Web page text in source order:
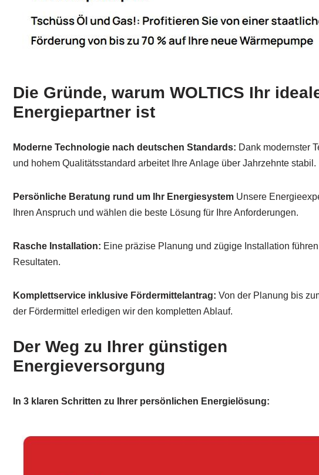
Die Gründe, warum WOLTICS Ihr
Energiepartner ist
Moderne Technologie nach deutschen Standards: Dank modernster
und hohem Qualitätsstandard arbeitet Ihre Anlage über Jahrzehnte stabil.
Persönliche Beratung rund um Ihr Energiesystem Unsere
Ihren Anspruch und wählen die beste Lösung für Ihre Anforderungen.
Rasche Installation: Eine präzise Planung und zügige Installation
Resultaten.
Komplettservice inklusive Fördermittelantrag: Von der Planung bis
der Fördermittel erledigen wir den kompletten Ablauf.
Der Weg zu Ihrer günstigen
Energieversorgung
In 3 klaren Schritten zu Ihrer persönlichen Energielösung: